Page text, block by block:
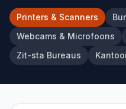
Printers & Scanners
Webcams & Microfoons
Zit-sta Bureaus